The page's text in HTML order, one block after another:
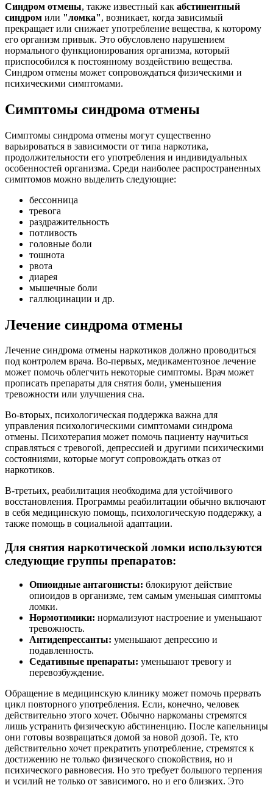
Синдром отмены, также известный как абстинентный
синдром или "ломка", возникает, когда зависимый
прекращает или снижает употребление вещества, к которому
его организм привык. Это обусловлено нарушением
нормального функционирования организма, который
приспособился к постоянному воздействию вещества.
Синдром отмены может сопровождаться физическими и
психическими симптомами.
Симптомы синдрома отмены
Симптомы синдрома отмены могут существенно
варьироваться в зависимости от типа наркотика,
продолжительности его употребления и индивидуальных
особенностей организма. Среди наиболее распространенных
симптомов можно выделить следующие:
бессонница
тревога
раздражительность
потливость
головные боли
тошнота
рвота
диарея
мышечные боли
галлюцинации и др.
Лечение синдрома отмены
Лечение синдрома отмены наркотиков должно проводиться
под контролем врача. Во-первых, медикаментозное лечение
может помочь облегчить некоторые симптомы. Врач может
прописать препараты для снятия боли, уменьшения
тревожности или улучшения сна.
Во-вторых, психологическая поддержка важна для
управления психологическими симптомами синдрома
отмены. Психотерапия может помочь пациенту научиться
справляться с тревогой, депрессией и другими психическими
состояниями, которые могут сопровождать отказ от
наркотиков.
В-третьих, реабилитация необходима для устойчивого
восстановления. Программы реабилитации обычно включают
в себя медицинскую помощь, психологическую поддержку, а
также помощь в социальной адаптации.
Для снятия наркотической ломки используются
следующие группы препаратов:
Опиоидные антагонисты: блокируют действие
опиоидов в организме, тем самым уменьшая симптомы
ломки.
Нормотимики: нормализуют настроение и уменьшают
тревожность.
Антидепрессанты: уменьшают депрессию и
подавленность.
Седативные препараты: уменьшают тревогу и
перевозбуждение.
Обращение в медицинскую клинику может помочь прервать
цикл повторного употребления. Если, конечно, человек
действительно этого хочет. Обычно наркоманы стремятся
лишь устранить физическую абстиненцию. После капельницы
они готовы возвращаться домой за новой дозой. Те, кто
действительно хочет прекратить употребление, стремятся к
достижению не только физического спокойствия, но и
психического равновесия. Но это требует большого терпения
и усилий не только от зависимого, но и его близких. Это